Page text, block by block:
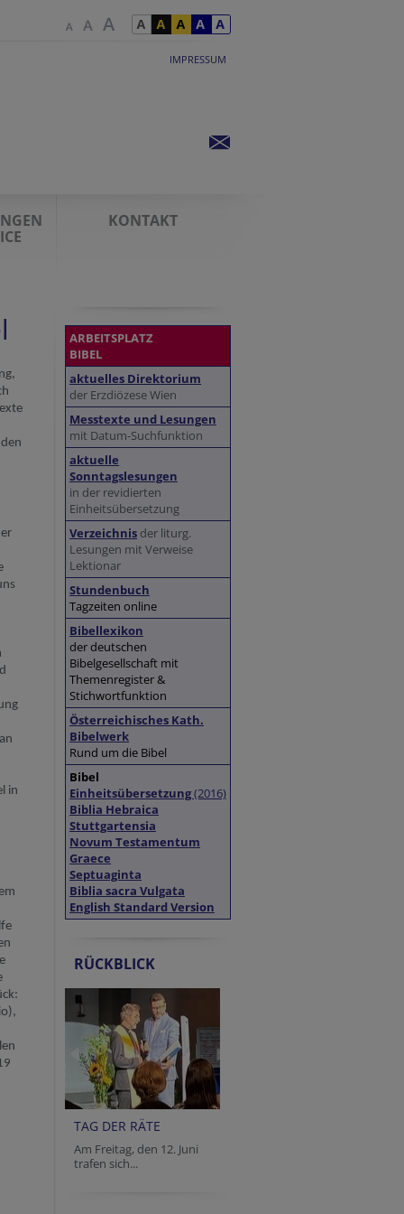
IMPRESSUM
KONTAKT
,
in
),
ARBEITSPLATZ
BIBEL
aktuelles Direktorium
der Erzdiözese Wien
Messtexte und Lesungen
mit Datum-Suchfunktion
aktuelle
Sonntagslesungen
in der revidierten
Einheitsübersetzung
Verzeichnis der liturg.
Lesungen mit Verweise
Lektionar
Stundenbuch
Tagzeiten online
Bibellexikon
der deutschen
Bibelgesellschaft mit
Themenregister &
Stichwortfunktion
Österreichisches Kath.
Bibelwerk
Rund um die Bibel
Bibel
Einheitsübersetzung(2016)
Biblia Hebraica
Stuttgartensia
Novum Testamentum
Graece
Septuaginta
Biblia sacra Vulgata
English Standard Version
RÜCKBLICK
TAG DER RÄTE
Am Freitag, den 12. Juni
trafen sich...